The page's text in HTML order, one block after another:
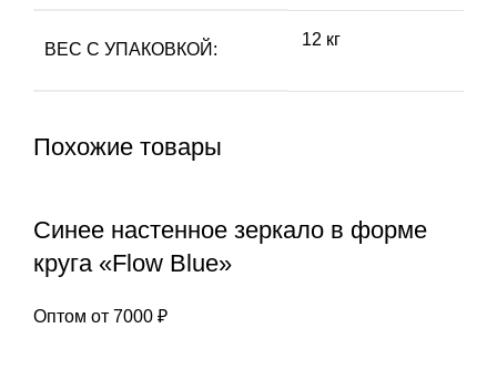
ВЕС С УПАКОВКОЙ:
12 кг
Похожие товары
Синее настенное зеркало в форме
круга «Flow Blue»
Оптом от 7000 ₽